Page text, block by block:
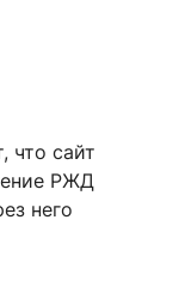
что сайт
РЖД
него